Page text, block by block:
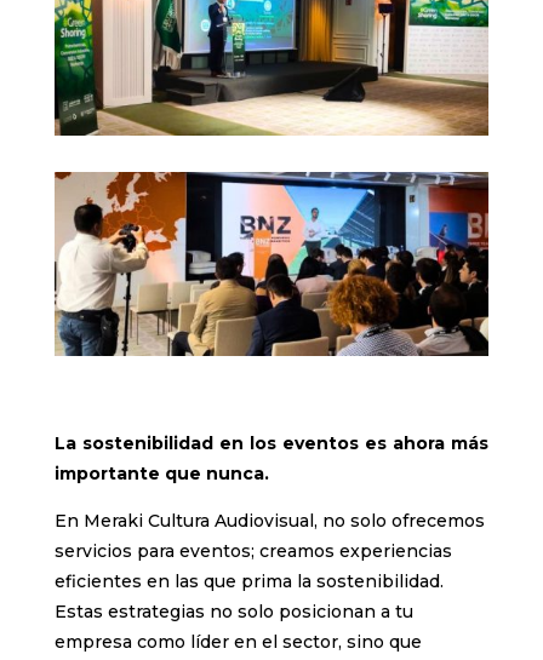
La sostenibilidad en los eventos es ahora más
importante que nunca.
En Meraki Cultura Audiovisual, no solo ofrecemos
servicios para eventos; creamos experiencias
eficientes en las que prima la sostenibilidad.
Estas estrategias no solo posicionan a tu
empresa como líder en el sector, sino que